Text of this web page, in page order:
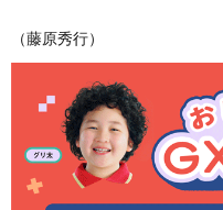
（藤原秀行）